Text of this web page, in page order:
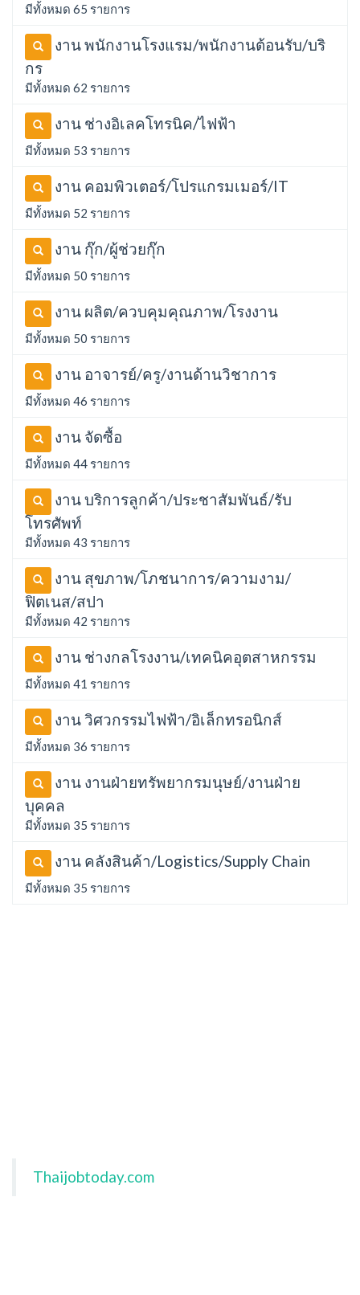
มีทั้งหมด 65 รายการ
งาน พนักงานโรงแรม/พนักงานต้อนรับ/บริ
กร
มีทั้งหมด 62 รายการ
งาน ช่างอิเลคโทรนิค/ไฟฟ้า
มีทั้งหมด 53 รายการ
งาน คอมพิวเตอร์/โปรแกรมเมอร์/IT
มีทั้งหมด 52 รายการ
งาน กุ๊ก/ผู้ช่วยกุ๊ก
มีทั้งหมด 50 รายการ
งาน ผลิต/ควบคุมคุณภาพ/โรงงาน
มีทั้งหมด 50 รายการ
งาน อาจารย์/ครู/งานด้านวิชาการ
มีทั้งหมด 46 รายการ
งาน จัดซื้อ
มีทั้งหมด 44 รายการ
งาน บริการลูกค้า/ประชาสัมพันธ์/รับ
โทรศัพท์
มีทั้งหมด 43 รายการ
งาน สุขภาพ/โภชนาการ/ความงาม/
ฟิตเนส/สปา
มีทั้งหมด 42 รายการ
งาน ช่างกลโรงงาน/เทคนิคอุตสาหกรรม
มีทั้งหมด 41 รายการ
งาน วิศวกรรมไฟฟ้า/อิเล็กทรอนิกส์
มีทั้งหมด 36 รายการ
งาน งานฝ่ายทรัพยากรมนุษย์/งานฝ่าย
บุคคล
มีทั้งหมด 35 รายการ
งาน คลังสินค้า/Logistics/Supply Chain
มีทั้งหมด 35 รายการ
Thaijobtoday.com